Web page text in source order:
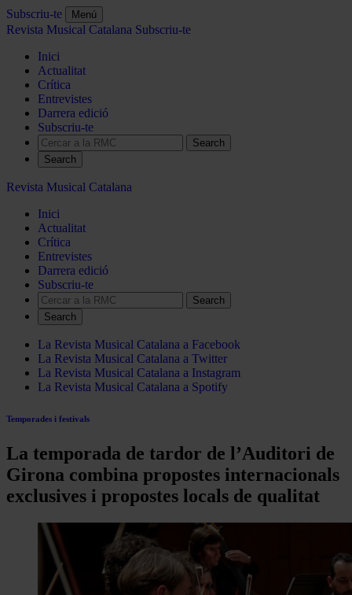
Subscriu-te Menú
Revista Musical Catalana Subscriu-te
Inici
Actualitat
Crítica
Entrevistes
Darrera edició
Subscriu-te
Search
Revista Musical Catalana
Inici
Actualitat
Crítica
Entrevistes
Darrera edició
Subscriu-te
Search
La Revista Musical Catalana a Facebook
La Revista Musical Catalana a Twitter
La Revista Musical Catalana a Instagram
La Revista Musical Catalana a Spotify
Temporades i festivals
La temporada de tardor de l’Auditori de
Girona combina propostes internacionals
exclusives i propostes locals de qualitat